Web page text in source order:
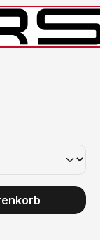
ein oder